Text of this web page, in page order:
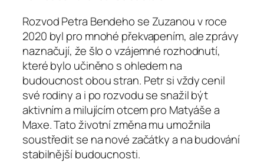
Rozvod Petra Bendeho se Zuzanou v roce
2020 byl pro mnohé překvapením, ale zprávy
naznačují, že šlo o vzájemné rozhodnutí,
které bylo učiněno s ohledem na
budoucnost obou stran. Petr si vždy cenil
své rodiny a i po rozvodu se snažil být
aktivním a milujícím otcem pro Matyáše a
Maxe. Tato životní změna mu umožnila
soustředit se na nové začátky a na budování
stabilnější budoucnosti.